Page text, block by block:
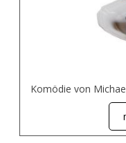
Komödie von